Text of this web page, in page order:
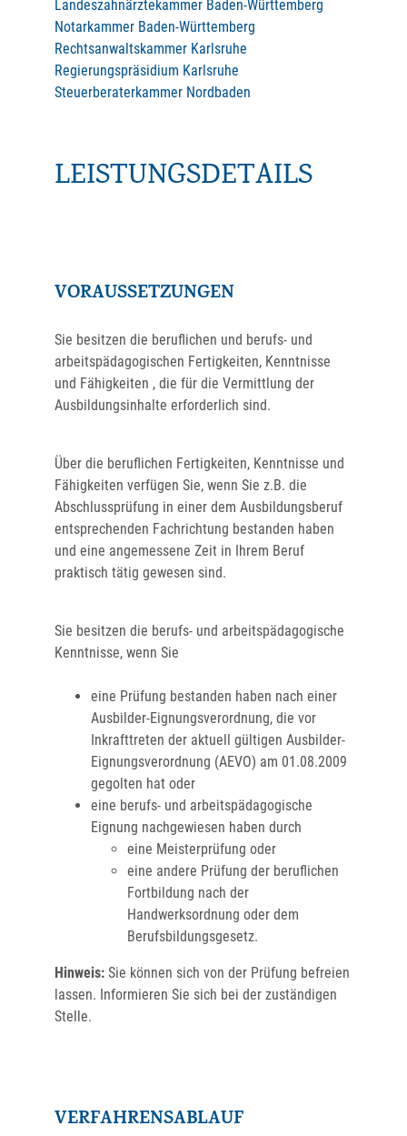
Landeszahnärztekammer Baden-Württemberg
Notarkammer Baden-Württemberg
Rechtsanwaltskammer Karlsruhe
Regierungspräsidium Karlsruhe
Steuerberaterkammer Nordbaden
LEISTUNGSDETAILS
VORAUSSETZUNGEN
Sie besitzen die beruflichen und berufs- und
arbeitspädagogischen Fertigkeiten, Kenntnisse
und Fähigkeiten , die für die Vermittlung der
Ausbildungsinhalte erforderlich sind.
Über die beruflichen Fertigkeiten, Kenntnisse und
Fähigkeiten verfügen Sie, wenn Sie z.B. die
Abschlussprüfung in einer dem Ausbildungsberuf
entsprechenden Fachrichtung bestanden haben
und eine angemessene Zeit in Ihrem Beruf
praktisch tätig gewesen sind.
Sie besitzen die berufs- und arbeitspädagogische
Kenntnisse, wenn Sie
eine Prüfung bestanden haben nach einer
Ausbilder-Eignungsverordnung, die vor
Inkrafttreten der aktuell gültigen Ausbilder-
Eignungsverordnung (AEVO) am 01.08.2009
gegolten hat oder
eine berufs- und arbeitspädagogische
Eignung nachgewiesen haben durch
eine Meisterprüfung oder
eine andere Prüfung der beruflichen
Fortbildung nach der
Handwerksordnung oder dem
Berufsbildungsgesetz.
Hinweis: Sie können sich von der Prüfung befreien
lassen. Informieren Sie sich bei der zuständigen
Stelle.
VERFAHRENSABLAUF